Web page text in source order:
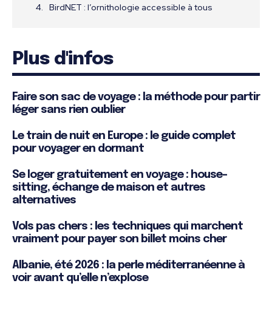
BirdNET : l’ornithologie accessible à tous
Plus d'infos
Faire son sac de voyage : la méthode pour partir
léger sans rien oublier
Le train de nuit en Europe : le guide complet
pour voyager en dormant
Se loger gratuitement en voyage : house-
sitting, échange de maison et autres
alternatives
Vols pas chers : les techniques qui marchent
vraiment pour payer son billet moins cher
Albanie, été 2026 : la perle méditerranéenne à
voir avant qu’elle n’explose